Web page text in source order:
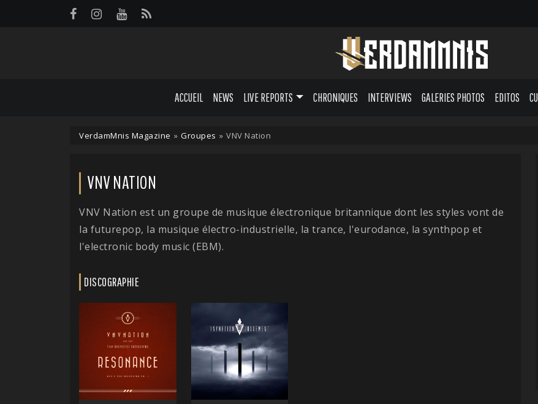
ACCUEIL NEWS LIVE REPORTS CHRONIQUES INTERVIEWS GALERIES PHOTOS EDITOS
VerdamMnis Magazine » Groupes » VNV Nation
VNV NATION
VNV Nation est un groupe de musique électronique britannique dont les styles vont de
la futurepop, la musique électro-industrielle, la trance, l'eurodance, la synthpop et
l'electronic body music (EBM).
DISCOGRAPHIE
Panneau de gestion des cookies